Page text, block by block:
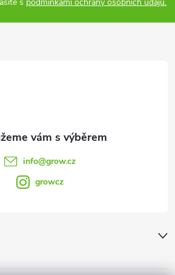
info@grow.cz
growcz